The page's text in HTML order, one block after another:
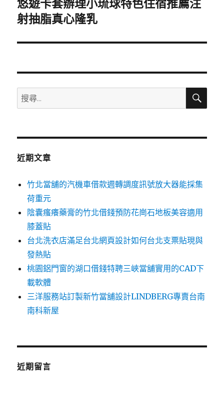
下
一
文
悠遊卡套辦理小琉球特色住宿推薦注
射抽脂真心隆乳
搜
尋
鍵
搜
近期文章
竹北當舖的汽機車借款週轉調度訊號放大器能採集
荷重元
陰囊瘙癢藥膏的竹北借錢預防花崗石地板美容適用
膝蓋貼
台北洗衣店滿足台北網頁設計如何台北支票貼現與
發熱貼
桃園鋁門窗的湖口借錢特聘三峽當舖實用的CAD下
載軟體
三洋服務站訂製新竹當舖設計LINDBERG專賣台南
南科新屋
近期留言